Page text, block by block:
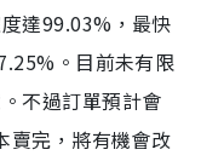
達99.03%，最快
。目前未有限
不過訂單預計會
賣完，將有機會改